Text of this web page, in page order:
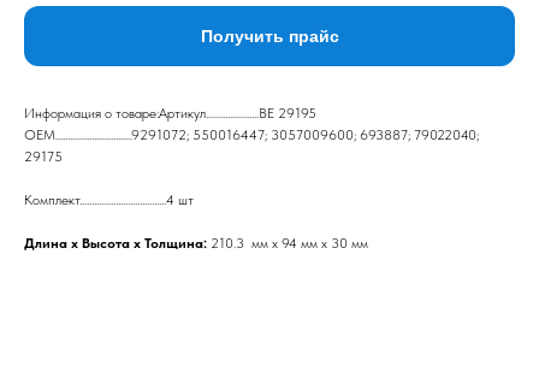
Получить прайс
Информация о товаре:Артикул......................BE 29195
ОЕМ................................9291072; 550016447; 3057009600; 693887; 79022040;
29175
Комплект....................................4 шт
Длина х Высота х Толщина: 210.3 мм х 94 мм х 30 мм